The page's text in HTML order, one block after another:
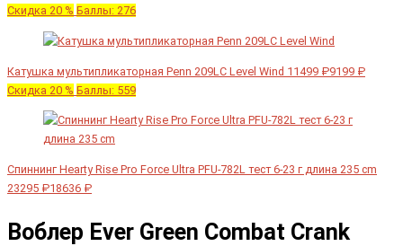
Скидка 20 % Баллы: 276
Катушка мультипликаторная Penn 209LC Level Wind 11499 ₽9199 ₽
Скидка 20 % Баллы: 559
Спиннинг Hearty Rise Pro Force Ultra PFU-782L тест 6-23 г длина 235 cm
23295 ₽18636 ₽
Воблер Ever Green Combat Crank